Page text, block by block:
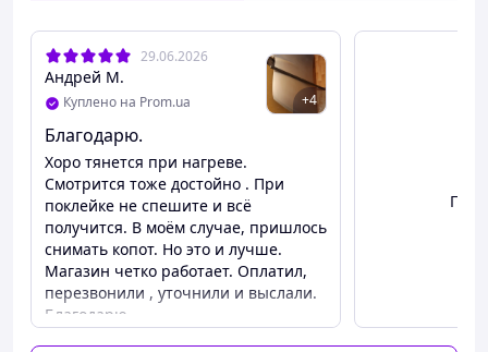
современный материал премиум-класса, идеально
подходящий для тюнинга авто, декора интерьера или
экстерьера. 3D-эффект карбона добавляет стиль и
уникальность вашим проектам.
29.06.2026
Андрей М.
Куплено на Prom.ua +4
Благодарю.
Хоро тянется при нагреве.
Смотрится тоже достойно . При
поклейке не спешите и всё
получится. В моём случае, пришлось
снимать копот. Но это и лучше.
Магазин четко работает. Оплатил,
перезвонили , уточнили и выслали.
Благодарю.